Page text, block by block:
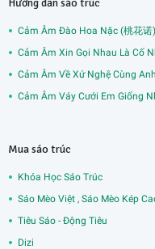
Hướng dẫn sáo trúc
Cảm Âm Đào Hoa Nặc (桃花
Cảm Âm Xin Gọi Nhau Là Cố
Cảm Âm Về Xứ Nghệ Cùng
Cảm Âm Váy Cưới Em Giống
Mua sáo trúc
Khóa Học Sáo Trúc
Sáo Mèo Việt , Sáo Mèo Kép
Tiêu Sáo - Động Tiêu
Dizi